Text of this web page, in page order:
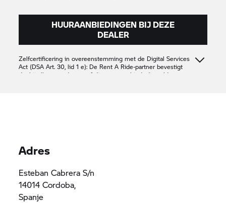
HUURAANBIEDINGEN BIJ DEZE
DEALER
Zelfcertificering in overeenstemming met de Digital Services
Act (DSA Art. 30, lid 1 e): De Rent A Ride-partner bevestigt
dat hij alleen producten of diensten aanbiedt die voldoen aan
Adres
Esteban Cabrera S/n
14014 Cordoba,
Spanje